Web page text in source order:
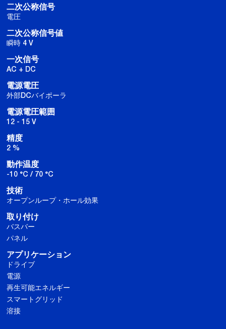
二次公称信号
電圧
二次公称信号値
瞬時 4 V
一次信号
AC + DC
電源電圧
外部DCバイポーラ
電源電圧範囲
12 - 15 V
精度
2 %
動作温度
-10 °C / 70 °C
技術
オープンループ・ホール効果
取り付け
バスバー
パネル
アプリケーション
ドライブ
電源
再生可能エネルギー
スマートグリッド
溶接